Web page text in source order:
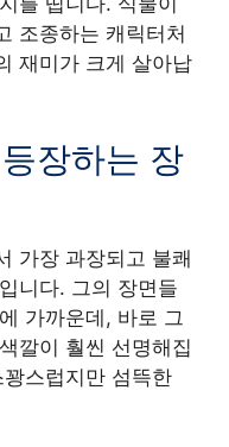
조종하는 캐릭터처
재미가 크게 살아납
장하는 장
가장 과장되고 불쾌
니다. 그의 장면들
가까운데, 바로 그
깔이 훨씬 선명해집
스럽지만 섬뜩한